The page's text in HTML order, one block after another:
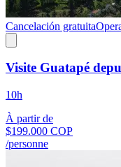
Cancelación gratuita
Visite Guatapé
10h
À partir de
$199.000 COP
/personne